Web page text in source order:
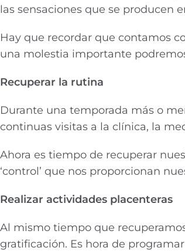
las sensaciones que se producen
Hay que recordar que contamos
una molestia importante
Recuperar la rutina
Durante una temporada más o
continuas visitas a la clínica, la
Ahora es tiempo de recuperar
‘control’ que nos proporcionan
Realizar actividades placenteras
Al mismo tiempo que
gratificación. Es hora de